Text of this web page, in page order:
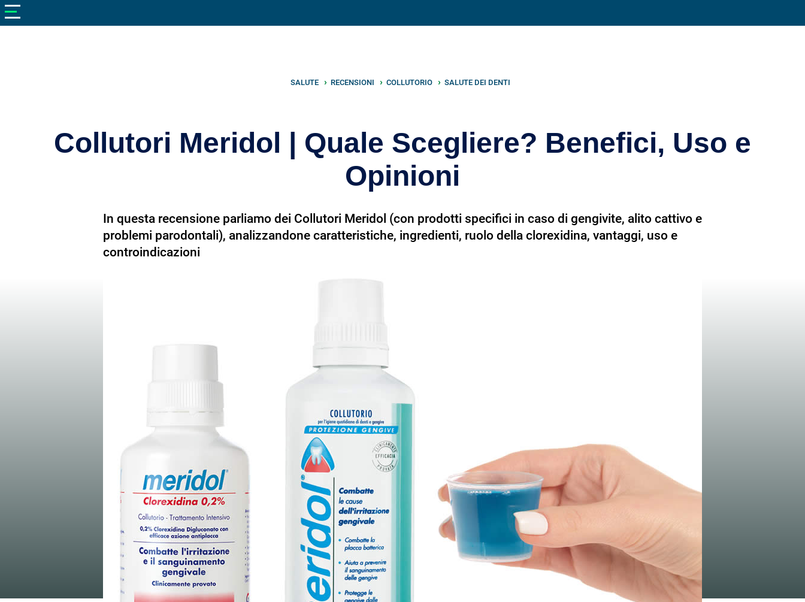
SALUTE RECENSIONI COLLUTORIO SALUTE DEI DENTI
Collutori Meridol | Quale Scegliere? Benefici, Uso e
Opinioni
In questa recensione parliamo dei Collutori Meridol (con prodotti specifici in caso di gengivite, alito cattivo e
problemi parodontali), analizzandone caratteristiche, ingredienti, ruolo della clorexidina, vantaggi, uso e
controindicazioni
V netonutrizione
Dimagrire